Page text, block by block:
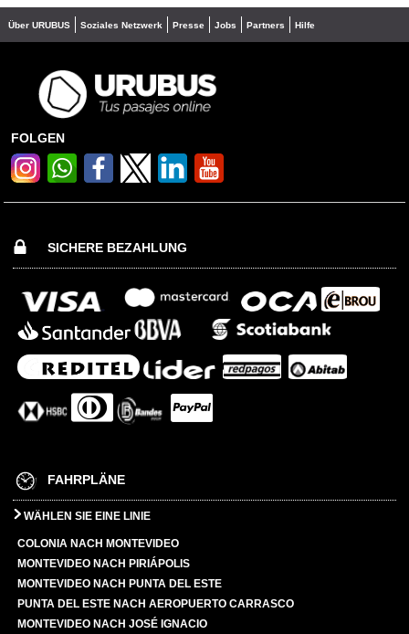
Über URUBUS Soziales Netzwerk Presse Jobs Partners Hilfe
FOLGEN
SICHERE BEZAHLUNG
FAHRPLÄNE
WÄHLEN SIE EINE LINIE
COLONIA NACH MONTEVIDEO
MONTEVIDEO NACH PIRIÁPOLIS
MONTEVIDEO NACH PUNTA DEL ESTE
PUNTA DEL ESTE NACH AEROPUERTO CARRASCO
MONTEVIDEO NACH JOSÉ IGNACIO